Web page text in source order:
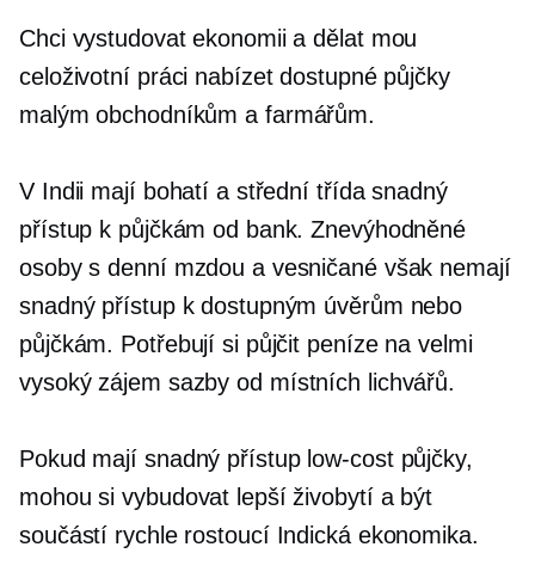
Chci vystudovat ekonomii a dělat mou
celoživotní práci nabízet dostupné půjčky
malým obchodníkům a farmářům.
V Indii mají bohatí a střední třída snadný
přístup k půjčkám od bank. Znevýhodněné
osoby s denní mzdou a vesničané však nemají
snadný přístup k dostupným úvěrům nebo
půjčkám. Potřebují si půjčit peníze na velmi
vysoký zájem sazby od místních lichvářů.
Pokud mají snadný přístup low-costpůjčky,
mohou si vybudovat lepší živobytí a být
součástí rychle rostoucíIndická ekonomika.